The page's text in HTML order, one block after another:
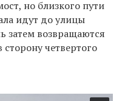
но близкого пути
идут до улицы
затем возвращаются
четвертого